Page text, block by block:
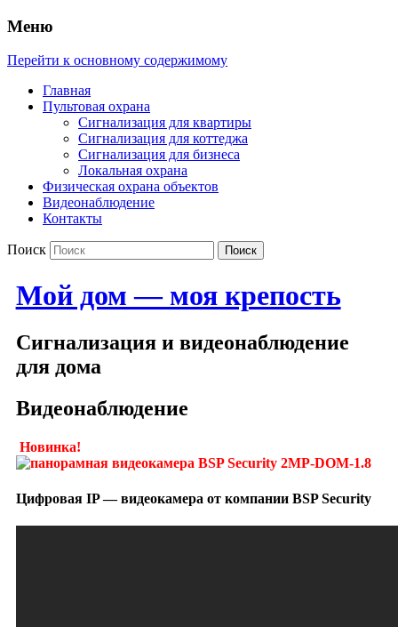
Меню
Перейти к основному содержимому
Главная
Пультовая охрана
Сигнализация для квартиры
Сигнализация для коттеджа
Сигнализация для бизнеса
Локальная охрана
Физическая охрана объектов
Видеонаблюдение
Контакты
Поиск
Мой дом — моя крепость
Сигнализация и видеонаблюдение
для дома
Видеонаблюдение
Новинка!
Цифровая IP — видеокамера от компании BSP Security